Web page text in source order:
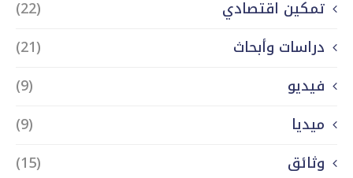
تمكين اقتصادي
(22)
دراسات وأبحاث
(21)
فيديو
(9)
ميديا
(9)
وثائق
(15)